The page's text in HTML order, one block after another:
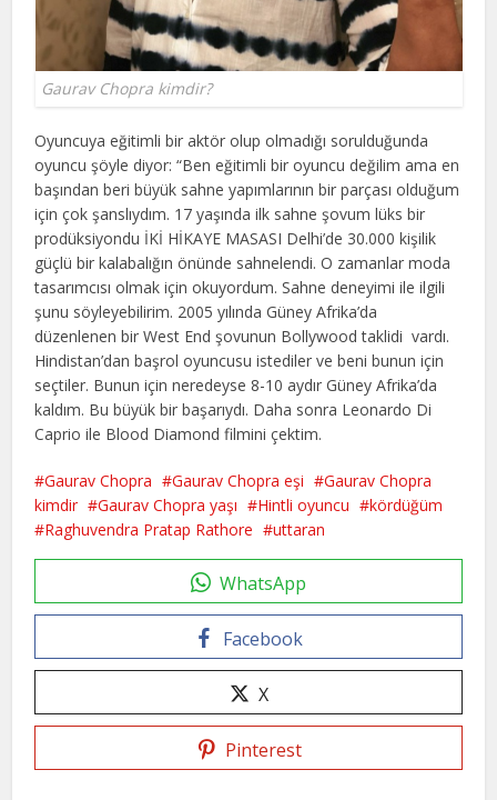
Gaurav Chopra kimdir?
Oyuncuya eğitimli bir aktör olup olmadığı sorulduğunda
oyuncu şöyle diyor: “Ben eğitimli bir oyuncu değilim ama en
başından beri büyük sahne yapımlarının bir parçası olduğum
için çok şanslıydım. 17 yaşında ilk sahne şovum lüks bir
prodüksiyondu İKİ HİKAYE MASASI Delhi’de 30.000 kişilik
güçlü bir kalabalığın önünde sahnelendi. O zamanlar moda
tasarımcısı olmak için okuyordum. Sahne deneyimi ile ilgili
şunu söyleyebilirim. 2005 yılında Güney Afrika’da
düzenlenen bir West End şovunun Bollywood taklidi vardı.
Hindistan’dan başrol oyuncusu istediler ve beni bunun için
seçtiler. Bunun için neredeyse 8-10 aydır Güney Afrika’da
kaldım. Bu büyük bir başarıydı. Daha sonra Leonardo Di
Caprio ile Blood Diamond filmini çektim.
Gaurav Chopra Gaurav Chopra eşi
Gaurav Chopra
kimdir
Gaurav Chopra yaşı Hintli oyuncu
kördüğüm
Raghuvendra Pratap Rathore
uttaran
WhatsApp
Facebook
X
Pinterest